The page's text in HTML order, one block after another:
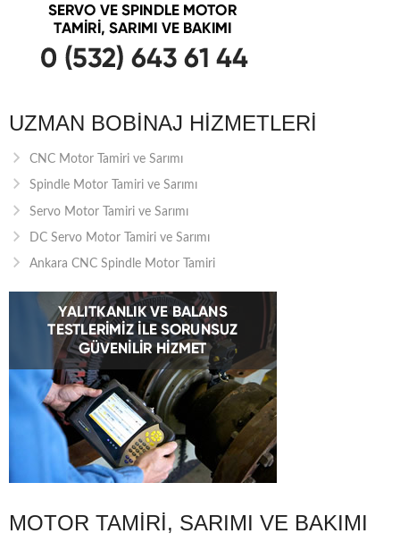
UZMAN BOBINAJ HIZMETLERI
CNC Motor Tamiri ve Sarımı
Spindle Motor Tamiri ve Sarımı
Servo Motor Tamiri ve Sarımı
DC Servo Motor Tamiri ve Sarımı
Ankara CNC Spindle Motor Tamiri
MOTOR TAMIRI, SARIMI VE BAKIMI